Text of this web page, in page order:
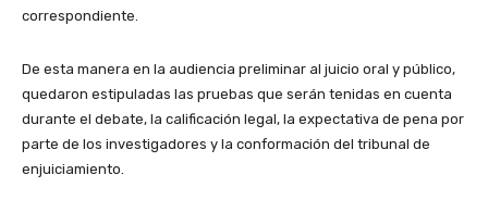
correspondiente.
De esta manera en la audiencia preliminar al juicio oral y público,
quedaron estipuladas las pruebas que serán tenidas en cuenta
durante el debate, la calificación legal, la expectativa de pena por
parte de los investigadores y la conformación del tribunal de
enjuiciamiento.